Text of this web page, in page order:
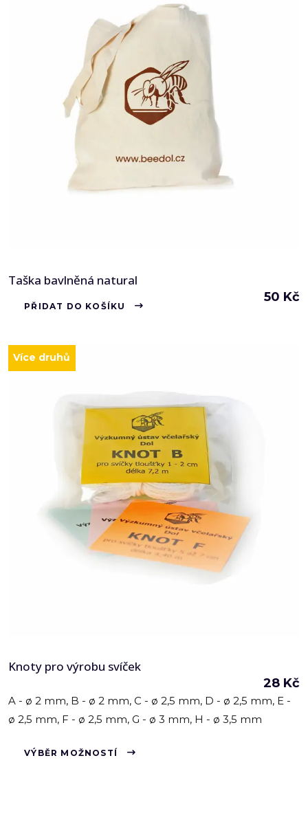
Taška bavlněná natural
50 Kč
PŘIDAT DO KOŠÍKU
Více druhů
Knoty pro výrobu svíček
28 Kč
A - ø 2 mm, B - ø 2 mm, C - ø 2,5 mm, D - ø 2,5 mm, E -
ø 2,5 mm, F - ø 2,5 mm, G - ø 3 mm, H - ø 3,5 mm
VÝBĚR MOŽNOSTÍ